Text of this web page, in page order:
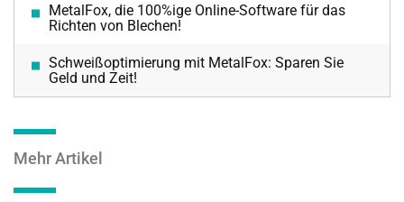
MetalFox, die 100%ige Online-Software für das
Richten von Blechen!
Schweißoptimierung mit MetalFox: Sparen Sie
Geld und Zeit!
Mehr Artikel